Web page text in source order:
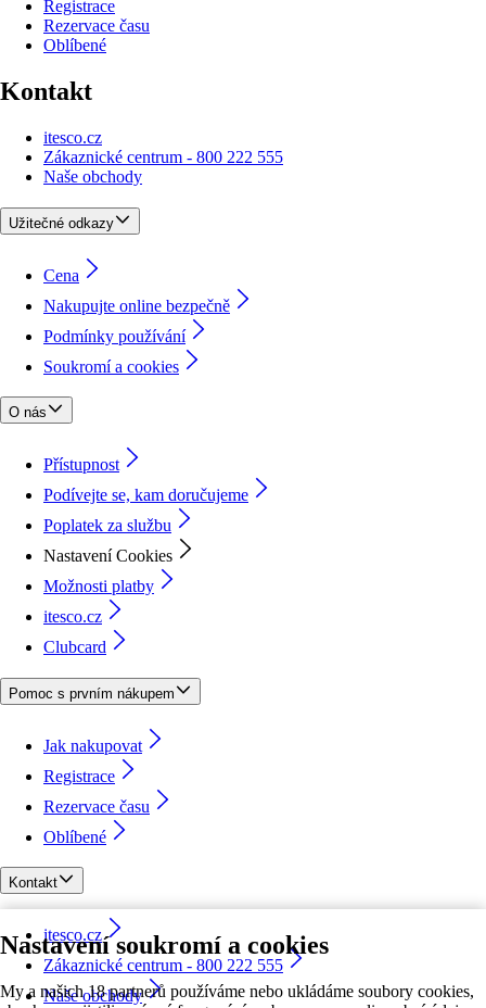
Nastavení soukromí a cookies
My a našich 18 partnerů používáme nebo ukládáme soubory cookies,
Registrace
Rezervace času
Oblíbené
Kontakt
itesco.cz
Zákaznické centrum - 800 222 555
Naše obchody
Užitečné odkazy
Cena
Nakupujte online bezpečně
Podmínky používání
Soukromí a cookies
O nás
Přístupnost
Podívejte se, kam doručujeme
Poplatek za službu
Nastavení Cookies
Možnosti platby
itesco.cz
Clubcard
Pomoc s prvním nákupem
Jak nakupovat
Registrace
Rezervace času
Oblíbené
Kontakt
itesco.cz
Zákaznické centrum - 800 222 555
Naše obchody